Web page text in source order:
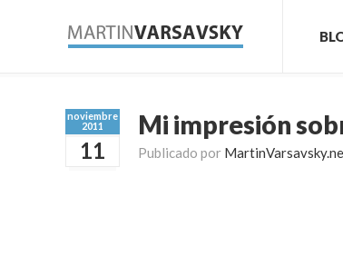
noviembre
2011
11
Mi impresión
Publicado por